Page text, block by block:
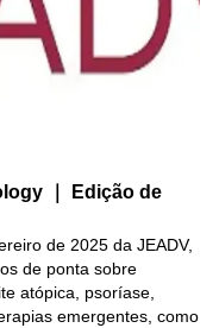
｜ Edição de
de 2025 da JEADV,
de ponta sobre
atópica, psoríase,
emergentes, como